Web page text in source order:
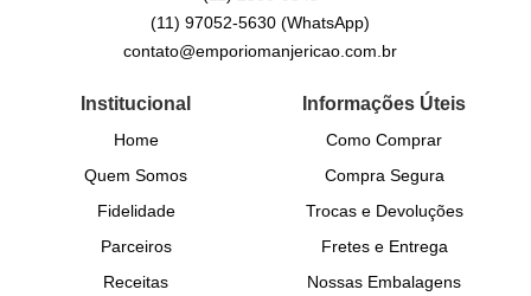
(11) 97052-5630(WhatsApp)
contato@emporiomanjericao.com.br
Institucional
Home
Quem Somos
Fidelidade
Parceiros
Receitas
Informações Úteis
Como Comprar
Compra Segura
Trocas e Devoluções
Fretes e Entrega
Nossas Embalagens